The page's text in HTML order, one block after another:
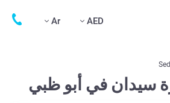
AED
Ar
سيدان في أبو ظبي